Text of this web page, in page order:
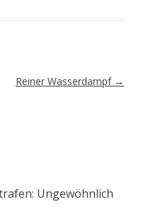
Reiner Wasserdampf →
Ungewöhnlich